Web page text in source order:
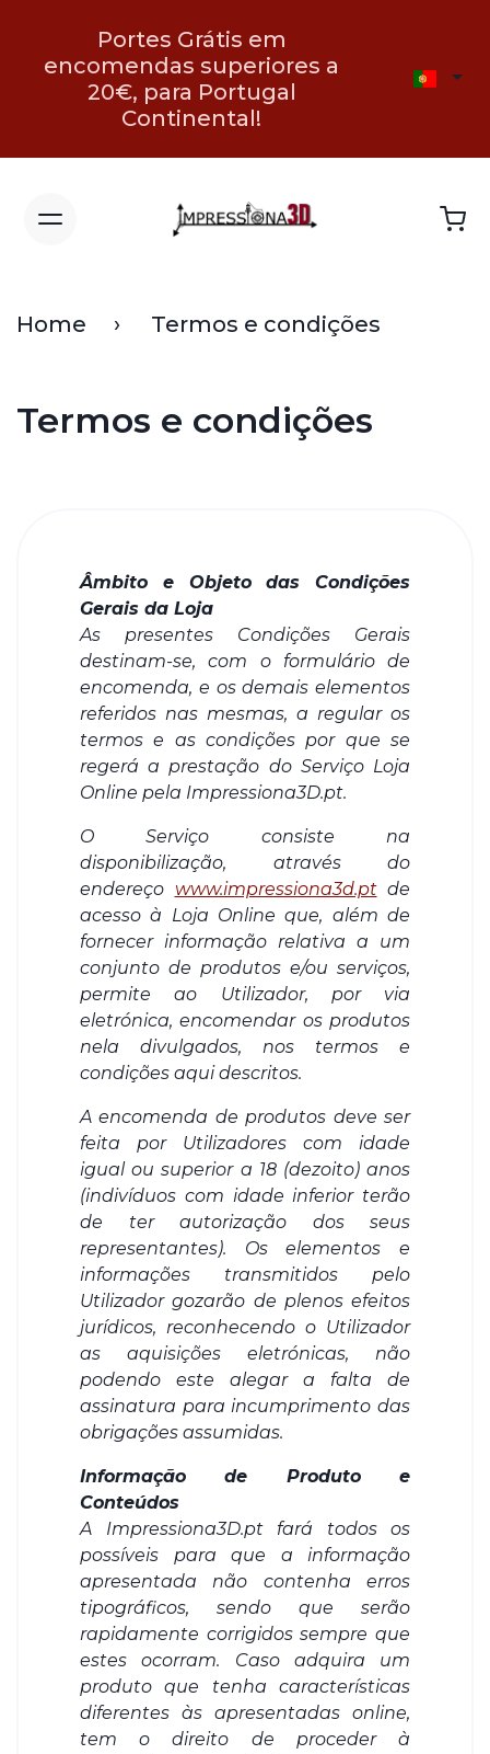
Portes Grátis em
encomendas superiores a
20€, para Portugal
Continental!
Home Termos e condições
Termos e condições
Âmbito e Objeto das Condições
Gerais da Loja
As presentes Condições Gerais
destinam-se, com o formulário de
encomenda, e os demais elementos
referidos nas mesmas, a regular os
termos e as condições por que se
regerá a prestação do Serviço Loja
Online pela Impressiona3D.pt.
O Serviço consiste na
disponibilização, através do
endereço www.impressiona3d.ptde
acesso à Loja Online que, além de
fornecer informação relativa a um
conjunto de produtos e/ou serviços,
permite ao Utilizador, por via
eletrónica, encomendar os produtos
nela divulgados, nos termos e
condições aqui descritos.
A encomenda de produtos deve ser
feita por Utilizadores com idade
igual ou superior a 18 (dezoito) anos
(indivíduos com idade inferior terão
de ter autorização dos seus
representantes). Os elementos e
informações transmitidos pelo
Utilizador gozarão de plenos efeitos
jurídicos, reconhecendo o Utilizador
as aquisições eletrónicas, não
podendo este alegar a falta de
assinatura para incumprimento das
obrigações assumidas.
Informação de Produto e
Conteúdos
A Impressiona3D.pt fará todos os
possíveis para que a informação
apresentada não contenha erros
tipográficos, sendo que serão
rapidamente corrigidos sempre que
estes ocorram. Caso adquira um
produto que tenha características
diferentes às apresentadas online,
tem o direito de proceder à